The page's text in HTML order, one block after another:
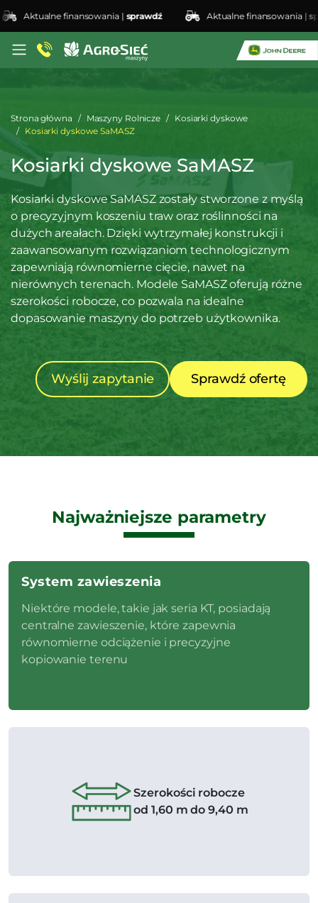
Aktualne finansowania |sprawdź Aktualne finansowania |
Strona główna Maszyny Rolnicze
Kosiarki dyskowe
Kosiarki dyskowe SaMASZ
Kosiarki dyskowe SaMASZ
Kosiarki dyskowe SaMASZ zostały stworzone z myślą
o precyzyjnym koszeniu traw oraz roślinności na
dużych areałach. Dzięki wytrzymałej konstrukcji i
zaawansowanym rozwiązaniom technologicznym
zapewniają równomierne cięcie, nawet na
nierównych terenach. Modele SaMASZ oferują różne
szerokości robocze, co pozwala na idealne
dopasowanie maszyny do potrzeb użytkownika.
Wyślij zapytanie Sprawdź ofertę
Najważniejsze parametry
System zawieszenia
Niektóre modele, takie jak seria KT, posiadają
centralne zawieszenie, które zapewnia
równomierne odciążenie i precyzyjne
kopiowanie terenu
Szerokości robocze
od 1,60 m do 9,40 m